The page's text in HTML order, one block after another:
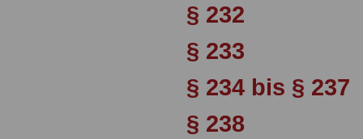
§ 232
§ 233
§ 234 bis § 237
§ 238